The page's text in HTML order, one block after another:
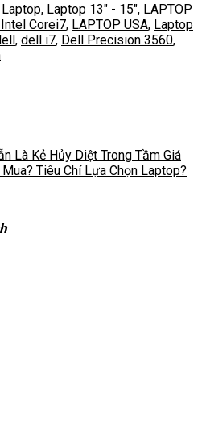
Laptop, Laptop 13" - 15", LAPTOP
Corei7, LAPTOP USA, Laptop
, dell i7, Dell Precision 3560,
Là Kẻ Hủy Diệt Trong Tầm Giá
Tiêu Chí Lựa Chọn Laptop?